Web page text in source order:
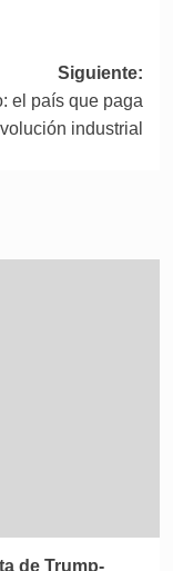
Siguiente:
el país que paga
industrial
de Trump-